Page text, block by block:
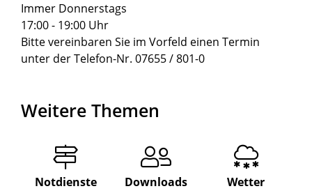
Immer Donnerstags
17:00 - 19:00 Uhr
Bitte vereinbaren Sie im Vorfeld einen Termin
unter der Telefon-Nr. 07655 / 801-0
Weitere Themen
Notdienste Downloads Wetter